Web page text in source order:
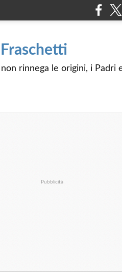
rinnega le origini, i
Pubblicità